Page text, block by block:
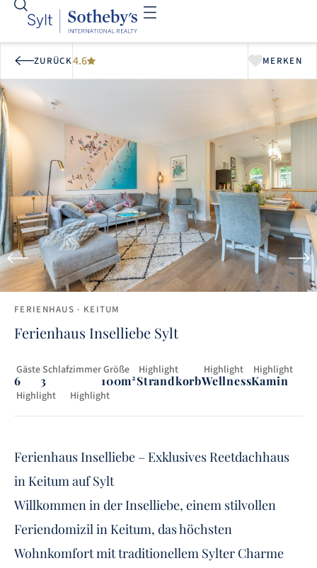
ZURÜCK4.6 MERKEN
FERIENHAUS · KEITUM
Ferienhaus Inselliebe Sylt
6
Gäste
3
Schlafzimmer
100m²
Größe
Strandkorb
Highlight
Wellness
Highlight
Kamin
Highlight
Highlight Highlight
Ferienhaus Inselliebe – Exklusives Reetdachhaus
in Keitum auf Sylt
Willkommen in der Inselliebe, einem stilvollen
Feriendomizil in Keitum, das höchsten
Wohnkomfort mit traditionellem Sylter Charme